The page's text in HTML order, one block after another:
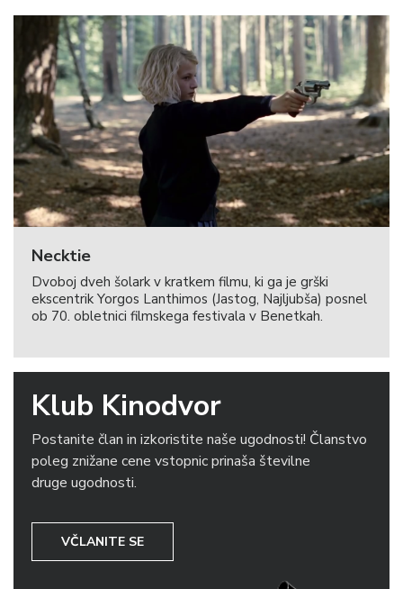
Necktie
Dvoboj dveh šolark v kratkem filmu, ki ga je grški
ekscentrik Yorgos Lanthimos (Jastog, Najljubša) posnel
ob 70. obletnici filmskega festivala v Benetkah.
Klub Kinodvor
Postanite član in izkoristite naše ugodnosti! Članstvo
poleg znižane cene vstopnic prinaša številne
druge ugodnosti.
VČLANITE SE